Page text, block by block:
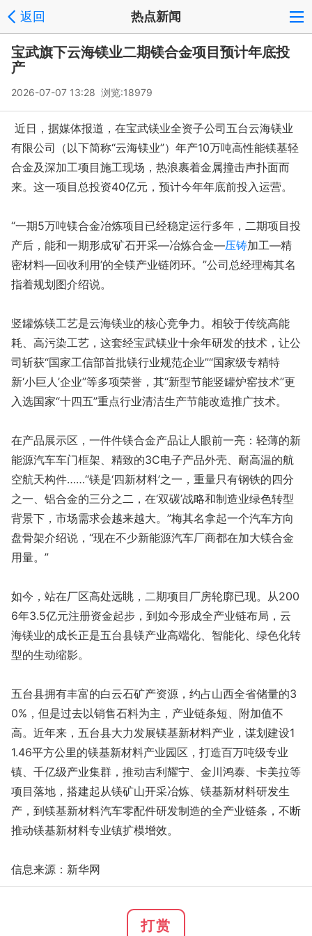
返回 热点新闻
宝武旗下云海镁业二期镁合金项目预计年底投
产
2026-07-07 13:28 浏览:18979
近日，据媒体报道，在宝武镁业全资子公司五台云海镁业
有限公司（以下简称“云海镁业”）年产10万吨高性能镁基轻
合金及深加工项目施工现场，热浪裹着金属撞击声扑面而
来。这一项目总投资40亿元，预计今年年底前投入运营。
“一期5万吨镁合金冶炼项目已经稳定运行多年，二期项目投
产后，能和一期形成‘矿石开采—冶炼合金—压铸加工—精
密材料—回收利用’的全镁产业链闭环。”公司总经理梅其名
指着规划图介绍说。
竖罐炼镁工艺是云海镁业的核心竞争力。相较于传统高能
耗、高污染工艺，这套经宝武镁业十余年研发的技术，让公
司斩获“国家工信部首批镁行业规范企业”“国家级专精特
新‘小巨人’企业”等多项荣誉，其“新型节能竖罐炉窑技术”更
入选国家“十四五”重点行业清洁生产节能改造推广技术。
在产品展示区，一件件镁合金产品让人眼前一亮：轻薄的新
能源汽车车门框架、精致的3C电子产品外壳、耐高温的航
空航天构件……“镁是‘四新材料’之一，重量只有钢铁的四分
之一、铝合金的三分之二，在‘双碳’战略和制造业绿色转型
背景下，市场需求会越来越大。”梅其名拿起一个汽车方向
盘骨架介绍说，“现在不少新能源汽车厂商都在加大镁合金
用量。”
如今，站在厂区高处远眺，二期项目厂房轮廓已现。从200
6年3.5亿元注册资金起步，到如今形成全产业链布局，云
海镁业的成长正是五台县镁产业高端化、智能化、绿色化转
型的生动缩影。
五台县拥有丰富的白云石矿产资源，约占山西全省储量的3
0%，但是过去以销售石料为主，产业链条短、附加值不
高。近年来，五台县大力发展镁基新材料产业，谋划建设1
1.46平方公里的镁基新材料产业园区，打造百万吨级专业
镇、千亿级产业集群，推动吉利耀宁、金川鸿泰、卡美拉等
项目落地，搭建起从镁矿山开采冶炼、镁基新材料研发生
产，到镁基新材料汽车零配件研发制造的全产业链条，不断
推动镁基新材料专业镇扩模增效。
信息来源：新华网
打赏